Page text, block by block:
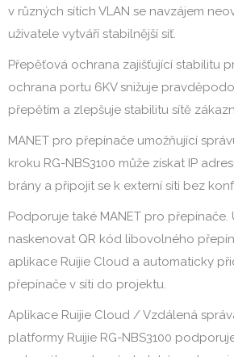
v různých sítích VLAN se navzájem
uživatele vytváří stabilnější síť.
Přepěťová ochrana zajišťující stabilitu
ochrana portu 6KV snižuje
přepětím a zlepšuje stabilitu sítě
MANET pro přepínače umožňující
kroku RG-NBS3100 může získat IP
brány a připojit se k externí síti bez
Podporuje také MANET pro přepínače.
naskenovat QR kód libovolného
aplikace Ruijie Cloud a automaticky
přepínače v síti do projektu.
Aplikace Ruijie Cloud / Vzdálená
platformy Ruijie RG-NBS3100